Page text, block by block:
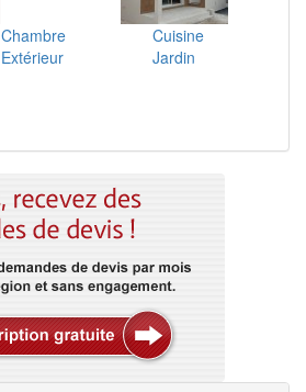
Chambre
Cuisine
Extérieur
Jardin